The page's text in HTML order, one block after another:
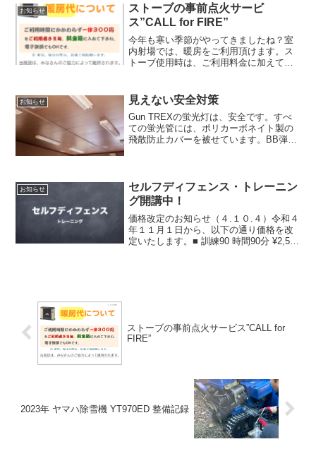
お知らせシー...
お知らせ
ストーブの事前点火サービ
ス”CALL for FIRE”
今年も寒い季節がやってきましたね？室
内射場では、暖房をご利用頂けます。ス
トーブ使用時は、ご利用料金に加えてお
大２時間前から設定できるCALL for F...
お知らせ 見えない安全対策
Gun TREXの蛍光灯は、安全です。すべ
ての蛍光管には、ポリカーボネイト製の
飛散防止カバーを被せています。BB弾の
お知らせ
セルフディフェンス・トレーニン
グ開講中！
価格改定のお知らせ（４.１０.４）令和４
年１１月１日から、以下の通り価格を改
定いたします。■ 訓練90 時間90分 ¥2,500
ストーブの事前点火サービス”CALL for
FIRE”
2023年 ヤマハ除雪機 YT970ED 整備記録